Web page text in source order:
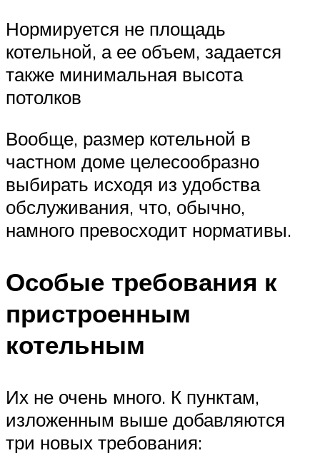
Нормируется не площадь
котельной, а ее объем, задается
также минимальная высота
потолков
Вообще, размер котельной в
частном доме целесообразно
выбирать исходя из удобства
обслуживания, что, обычно,
намного превосходит нормативы.
Особые требования к
пристроенным
котельным
Их не очень много. К пунктам,
изложенным выше добавляются
три новых требования: